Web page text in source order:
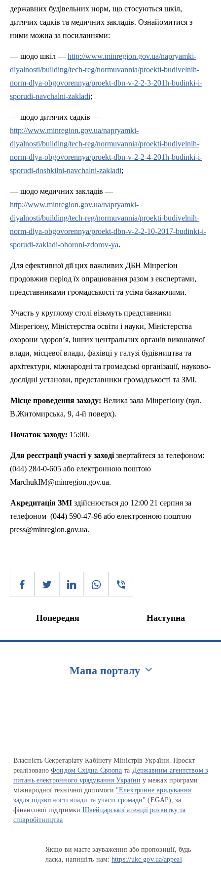
державних будівельних норм, що стосуються шкіл,
дитячих садків та медичних закладів. Ознайомитися з
ними можна за посиланнями:
— щодо шкіл — http://www.minregion.gov.ua/napryamki-
diyalnosti/building/tech-reg/normuvannia/proekti-budivelnih-
norm-dlya-obgovorennya/proekt-dbn-v-2-2-3-201h-budinki-i-
sporudi-navchalni-zakladi;
— щодо дитячих садків —
http://www.minregion.gov.ua/napryamki-
diyalnosti/building/tech-reg/normuvannia/proekti-budivelnih-
norm-dlya-obgovorennya/proekt-dbn-v-2-2-4-201h-budinki-i-
sporudi-doshkilni-navchalni-zakladi;
— щодо медичних закладів —
http://www.minregion.gov.ua/napryamki-
diyalnosti/building/tech-reg/normuvannia/proekti-budivelnih-
norm-dlya-obgovorennya/proekt-dbn-v-2-2-10-2017-budinki-i-
sporudi-zakladi-ohoroni-zdorov-ya.
Для ефективної дії цих важливих ДБН Мінрегіон
продовжив період їх опрацювання разом з експертами,
представниками громадськості та усіма бажаючими.
Участь у круглому столі візьмуть представники
Мінрегіону, Міністерства освіти і науки, Міністерства
охорони здоров’я, інших центральних органів виконавчої
влади, місцевої влади, фахівці у галузі будівництва та
архітектури, міжнародні та громадські організації, науково-
дослідні установи, представники громадськості та ЗМІ.
Місце проведення заходу: Велика зала Мінрегіону (вул.
В.Житомирська, 9, 4-й поверх).
Початок заходу: 15:00.
Для реєстрації участі у заході звертайтеся за телефоном:
(044) 284-0-605 або електронною поштою
MarchukIM@minregion.gov.ua.
Акредитація ЗМІ здійснюється до 12:00 21 серпня за
телефоном (044) 590-47-96 або електронною поштою
press@minregion.gov.ua.
Попередня Наступна
Мапа порталу
Власність Секретаріату Кабінету Міністрів України. Проєкт
реалізованоФондом Східна Європа та Державним агентством з
питань електронного урядування України у межах програми
міжнародної технічної допомоги "Електронне врядування
задля підзвітності влади та участі громади" (EGAP), за
фінансової підтримкиШвейцарської агенції розвитку та
співробітництва
Якщо ви маєте зауваження або пропозиції, будь
ласка, напишіть нам:https://ukc.gov.ua/appeal